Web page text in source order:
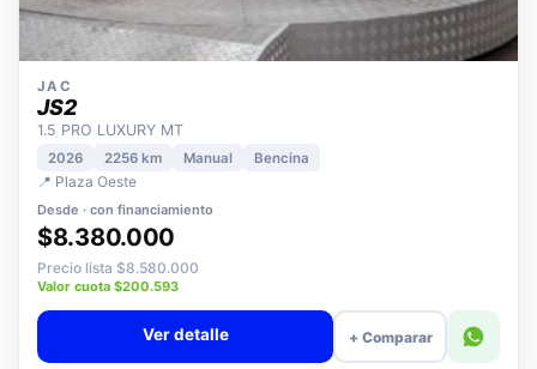
JAC
JS2
1.5 PRO LUXURY MT
2026 2256 km
📍 Plaza Oeste
Desde · con financiamiento
$8.380.000
Precio lista $8.580.000
Valor cuota $200.593
+ Comparar